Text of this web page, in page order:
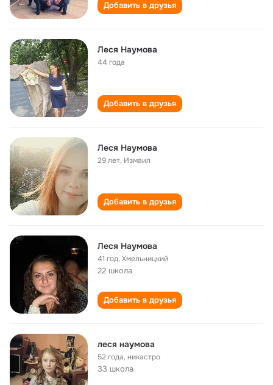
Добавить в друзья
Леся Наумова
44 года
Добавить в друзья
Леся Наумова
29 лет, Измаил
Добавить в друзья
Леся Наумова
41 год,Хмельницкий
22 школа
Добавить в друзья
леся наумова
52 года,никастро
33 школа